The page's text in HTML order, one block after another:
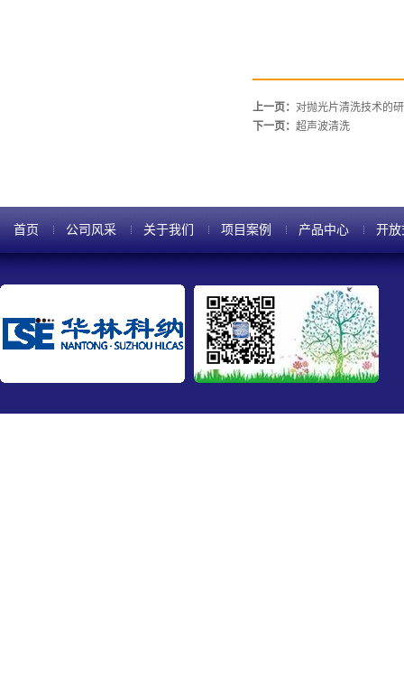
上一页： 对抛光片清洗技术的
下一页： 超声波清洗
首页 公司风采 关于我们 项目案例 产品中心 开放